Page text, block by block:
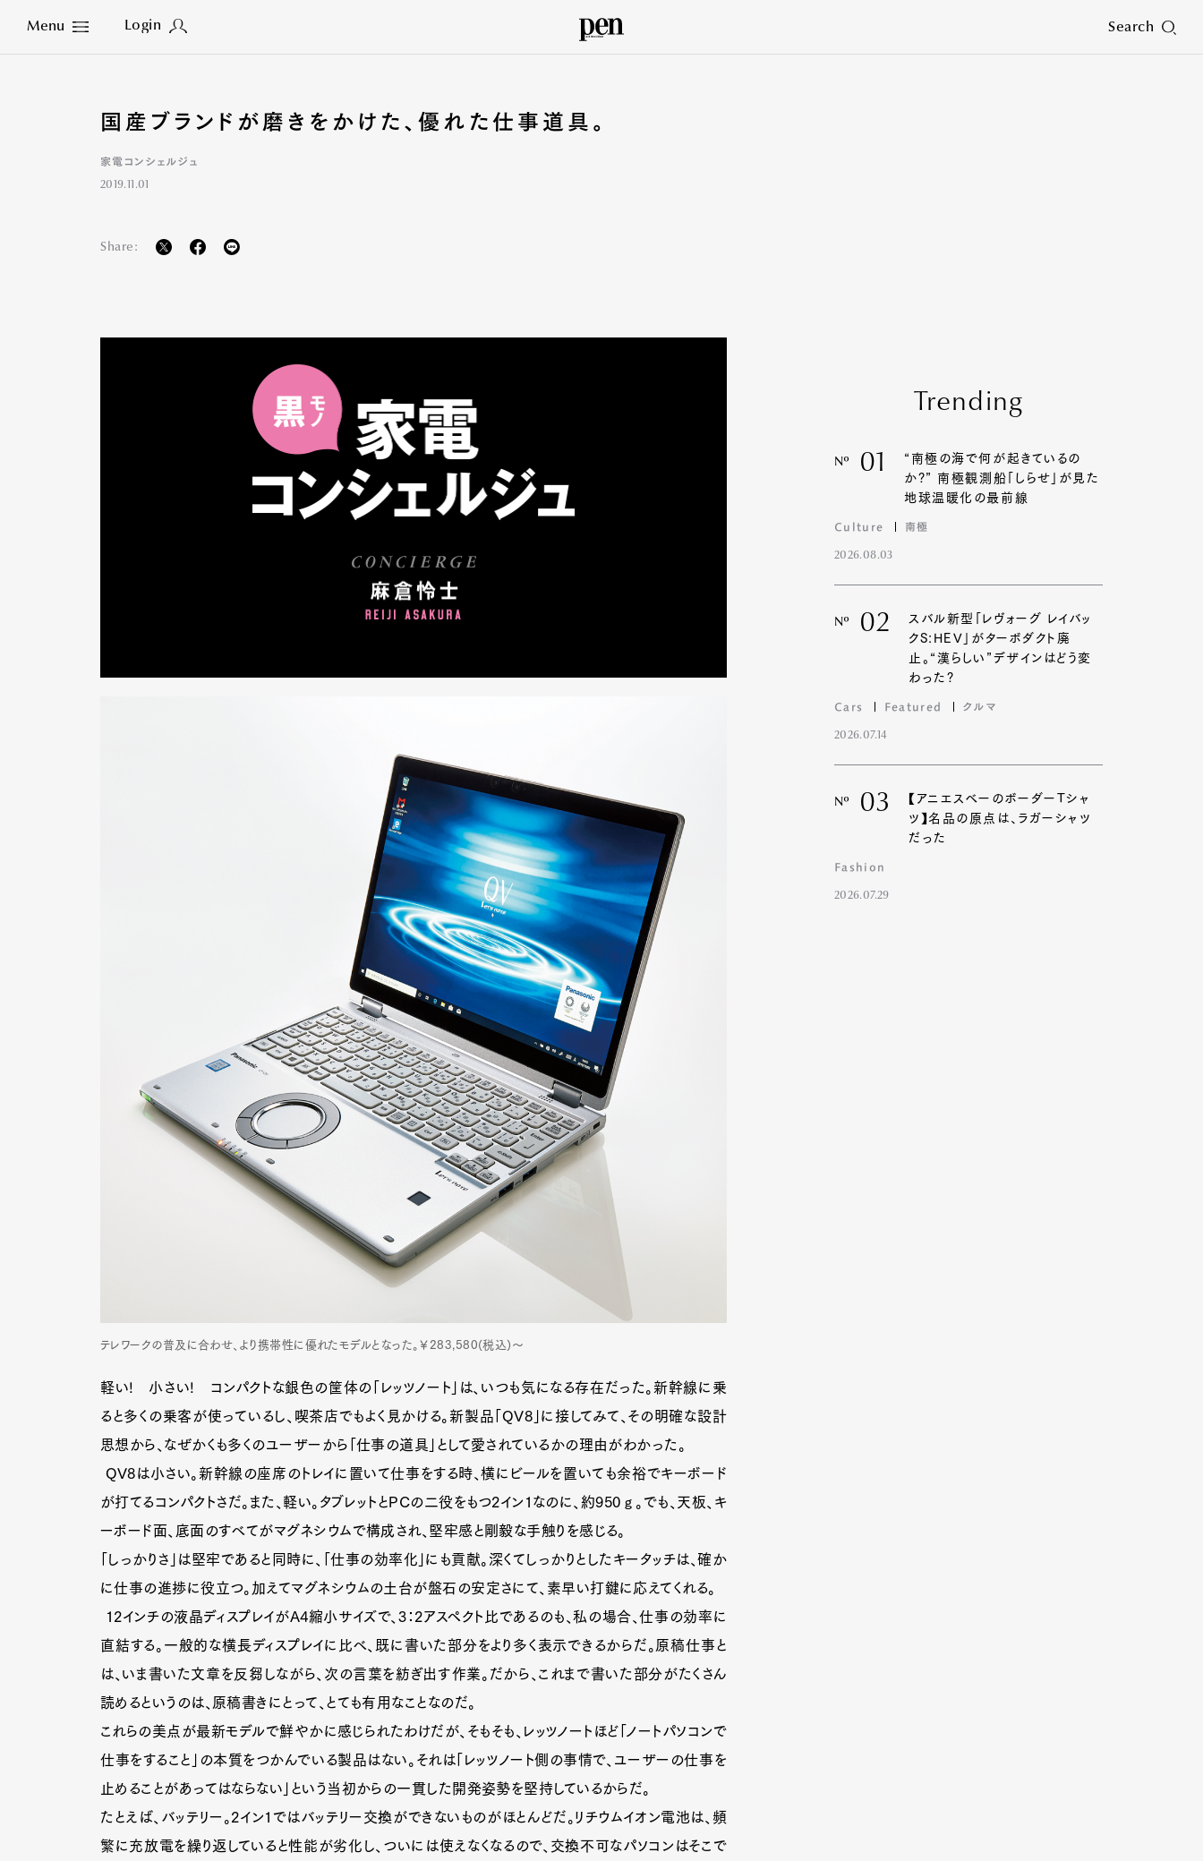
Menu Login Search
Close
Art&Design Watch
Fashion
Gourmet
Cars Product
Lifestyle
国産ブランドが磨きをかけた、優れた仕事道具。
家電コンシェルジュ
2019.11.01
Share:
テレワークの普及に合わせ、より携帯性に優れたモデルとなった。￥283,580(税込)～
軽い! 小さい! コンパクトな銀色の筐体の「レッツノート」は、いつも気になる存在だった。新幹線に乗
ると多くの乗客が使っているし、喫茶店でもよく見かける。新製品「QV8」に接してみて、その明確な設計
思想から、なぜかくも多くのユーザーから「仕事の道具」として愛されているかの理由がわかった。
QV8は小さい。新幹線の座席のトレイに置いて仕事をする時、横にビールを置いても余裕でキーボード
が打てるコンパクトさだ。また、軽い。タブレットとPCの二役をもつ2イン1なのに、約950ℊ。でも、天板、キ
ーボード面、底面のすべてがマグネシウムで構成され、堅牢感と剛毅な手触りを感じる。
「しっかりさ」は堅牢であると同時に、「仕事の効率化」にも貢献。深くてしっかりとしたキータッチは、確か
に仕事の進捗に役立つ。加えてマグネシウムの土台が盤石の安定さにて、素早い打鍵に応えてくれる。
12インチの液晶ディスプレイがA4縮小サイズで、3：2アスペクト比であるのも、私の場合、仕事の効率に
直結する。一般的な横長ディスプレイに比べ、既に書いた部分をより多く表示できるからだ。原稿仕事と
は、いま書いた文章を反芻しながら、次の言葉を紡ぎ出す作業。だから、これまで書いた部分がたくさん
読めるというのは、原稿書きにとって、とても有用なことなのだ。
これらの美点が最新モデルで鮮やかに感じられたわけだが、そもそも、レッツノートほど「ノートパソコンで
仕事をすること」の本質をつかんでいる製品はない。それは「レッツノート側の事情で、ユーザーの仕事を
止めることがあってはならない」という当初からの一貫した開発姿勢を堅持しているからだ。
たとえば、バッテリー。2イン1ではバッテリー交換ができないものがほとんどだ。リチウムイオン電池は、頻
繁に充放電を繰り返していると性能が劣化し、ついには使えなくなるので、交換不可なパソコンはそこで
Trending
Nº 01
“南極の海で何が起きているの
か?” 南極観測船「しらせ」が見た
地球温暖化の最前線
Culture 南極
2026.08.03
Nº 02
スバル新型「レヴォーグ レイバッ
クS:HEV」がターボダクト廃
止。“漢らしい”デザインはどう変
わった?
Cars Featured クルマ
2026.07.14
Nº 03
【アニエスベーのボーダーTシャ
ツ】名品の原点は、ラガーシャツ
だった
Fashion
2026.07.29